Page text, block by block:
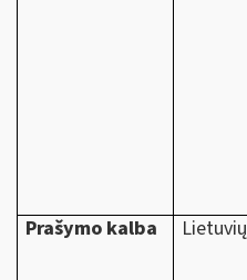
Prašymo kalba Lietuvių